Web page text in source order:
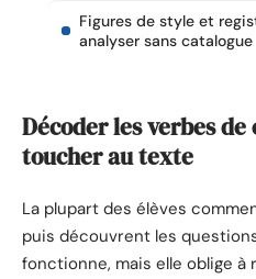
Figures de style et
analyser sans catalogue
Décoder les verbes
toucher au texte
La plupart des élèves
puis découvrent les
fonctionne, mais elle oblige à